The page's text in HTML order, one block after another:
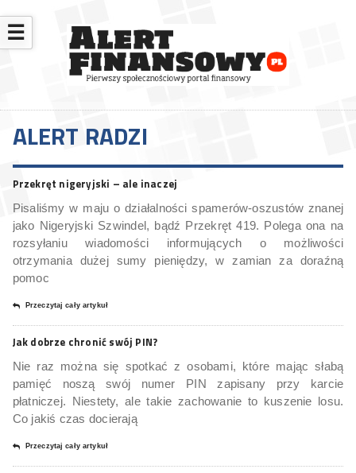
☰
ALERT RADZI
Przekręt nigeryjski – ale inaczej
Pisaliśmy w maju o działalności spamerów-oszustów znanej
jako Nigeryjski Szwindel, bądź Przekręt 419. Polega ona na
rozsyłaniu wiadomości informujących o możliwości
otrzymania dużej sumy pieniędzy, w zamian za doraźną
pomoc
Przeczytaj cały artykuł
Jak dobrze chronić swój PIN?
Nie raz można się spotkać z osobami, które mając słabą
pamięć noszą swój numer PIN zapisany przy karcie
płatniczej. Niestety, ale takie zachowanie to kuszenie losu.
Co jakiś czas docierają
Przeczytaj cały artykuł